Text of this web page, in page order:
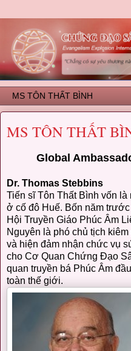
MS TÔN THẤT
Global
Dr. Thomas Stebbins
Tiến sĩ Tôn Thất Bình vốn
ở cố đô Huế. Bốn năm
Hội Truyền Giáo Phúc Âm
Nguyên là phó chủ tịch
và hiện đảm nhận chức vụ
cho Cơ Quan Chứng Đạo
quan truyền bá Phúc Âm
toàn thế giới.